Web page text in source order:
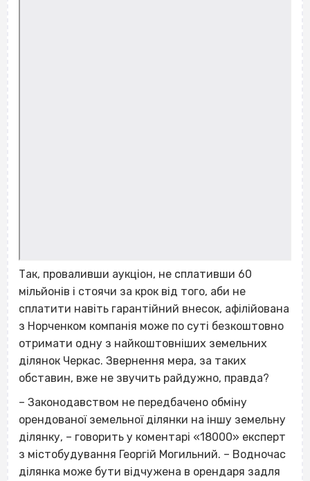
Так, проваливши аукціон, не сплативши 60
мільйонів і стоячи за крок від того, аби не
сплатити навіть гарантійний внесок, афілійована
з Норченком компанія може по суті безкоштовно
отримати одну з найкоштовніших земельних
ділянок Черкас. Звернення мера, за таких
обставин, вже не звучить райдужно, правда?
– Законодавством не передбачено обміну
орендованої земельної ділянки на іншу земельну
ділянку, – говорить у коментарі «18000» експерт
з містобудування Георгій Могильний. – Водночас
ділянка може бути відчужена в орендаря задля